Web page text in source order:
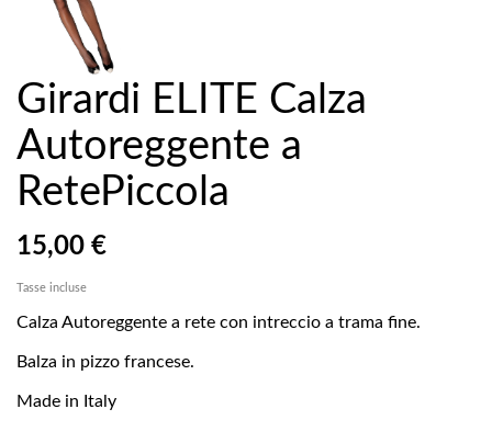
Girardi ELITE Calza
Autoreggente a
RetePiccola
15,00 €
Tasse incluse
Calza Autoreggente a rete con intreccio a trama fine.
Balza in pizzo francese.
Made in Italy